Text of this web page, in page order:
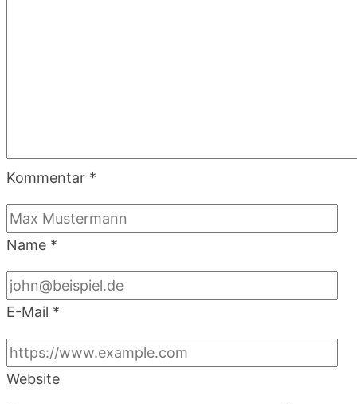
Kommentar *
Name *
E-Mail *
Website